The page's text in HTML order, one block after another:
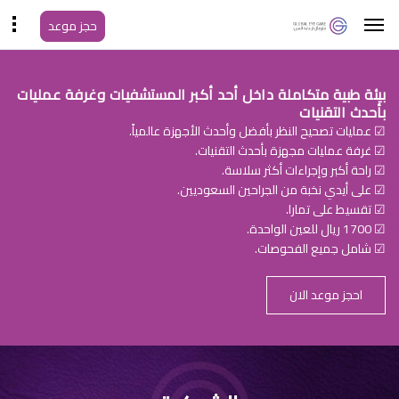
حجز موعد
بيئة طبية متكاملة داخل أحد أكبر المستشفيات وغرفة عمليات
بأحدث التقنيات
☑ عمليات تصحيح النظر بأفضل وأحدث الأجهزة عالمياً.
☑ غرفة عمليات مجهزة بأحدث التقنيات.
☑ راحة أكبر وإجراءات أكثر سلاسة.
☑ على أيدي نخبة من الجراحين السعوديين.
☑ تقسيط على تمارا.
☑ 1700 ريال للعين الواحدة.
☑ شامل جميع الفحوصات.
احجز موعد الان